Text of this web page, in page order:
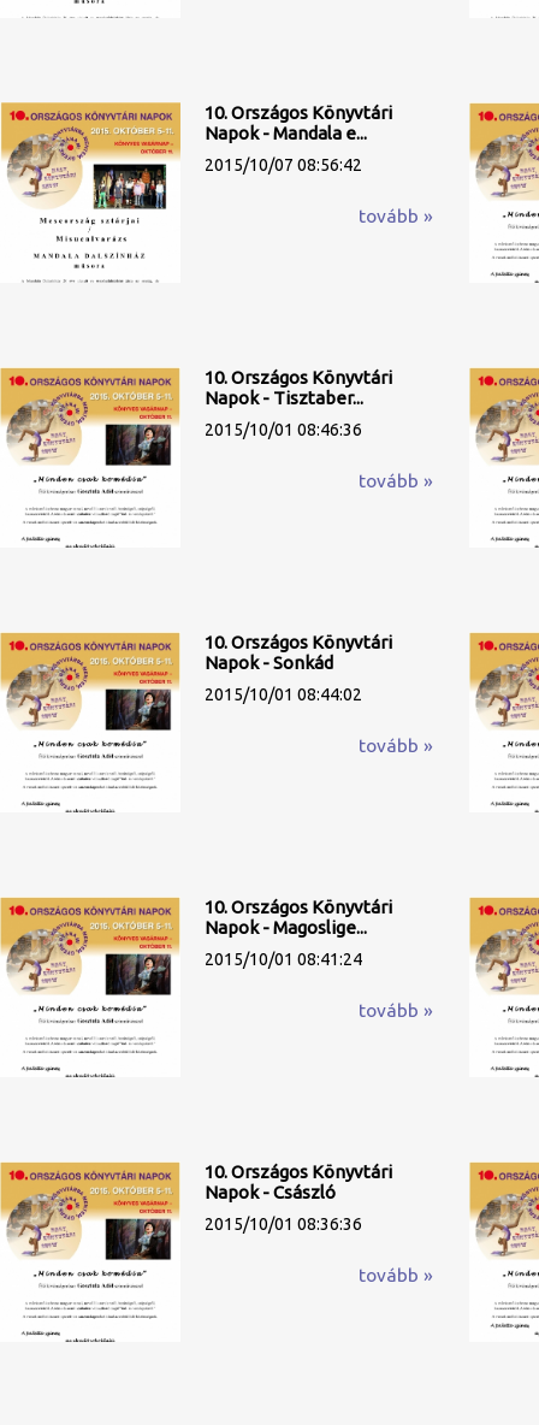
10. Országos Könyvtári
Napok - Mandala e...
2015/10/07 08:56:42
tovább »
10. Országos Könyvtári
Napok - Tisztaber...
2015/10/01 08:46:36
tovább »
10. Országos Könyvtári
Napok - Sonkád
2015/10/01 08:44:02
tovább »
10. Országos Könyvtári
Napok - Magoslige...
2015/10/01 08:41:24
tovább »
10. Országos Könyvtári
Napok - Császló
2015/10/01 08:36:36
tovább »